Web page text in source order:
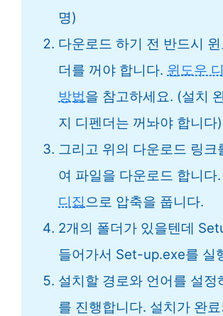
명)
다운로드 하기 전 반드시
더를 꺼야 합니다. 윈도우
방법을 참고하세요. (설치
지 디펜더는 꺼놔야 합니다)
그리고 위의 다운로드 링크
여 파일을 다운로드 합니다.
디집 으로 압축을 풉니다.
2개의 폴더가 있을텐데
들어가서 Set-up.exe를 실
설치할 경로와 언어를 설정
를 진행합니다. 설치가 완